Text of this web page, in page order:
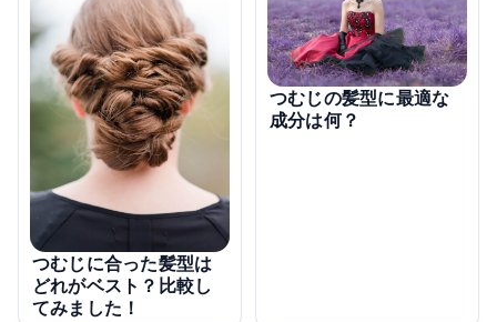
つむじに合った髪型は
どれがベスト？比較し
てみました！
つむじの髪型に最適な
成分は何？